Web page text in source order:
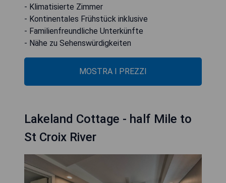
- Klimatisierte Zimmer
- Kontinentales Frühstück inklusive
- Familienfreundliche Unterkünfte
- Nähe zu Sehenswürdigkeiten
MOSTRA I PREZZI
Lakeland Cottage - half Mile to
St Croix River